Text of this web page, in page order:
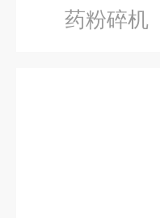
药粉碎机